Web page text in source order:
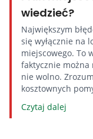
wiedzieć?
Największym
się wyłącznie na
miejscowego. To
faktycznie można
nie wolno.
kosztownych
Czytaj dalej